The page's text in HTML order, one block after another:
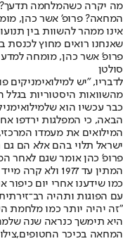
מה יקרה כשהמלחמה תדעך?
המחאה? פרופ' אשר כהן,
אינו ממהר להשוות בין
שאנחנו רואים מחוץ לכנסת
פרופ' אשר כהן, מומחה למדע
סולטן
לדבריו, "יש למילואימניקים
מהשוואות היסטוריות
כבר עכשיו הוא
הבאה, כי המפלגות ירדפו
המילואים את מעמדו
ישראל תלוי בהם אלא הם
פרופ' כהן אומר שגם לאחר
כמו שידענו אחרי יום
עם הפוגות ותהיה
"זה יהיה יותר כמו מלחמת
היא תימשך כנראה שנה
המחאה בכיכר